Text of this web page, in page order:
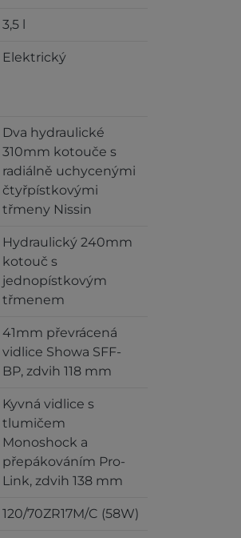
3,5 l
Elektrický
Dva hydraulické
310mm kotouče s
radiálně uchycenými
čtyřpístkovými
třmeny Nissin
Hydraulický 240mm
kotouč s
jednopístkovým
třmenem
41mm převrácená
vidlice Showa SFF-
BP, zdvih 118 mm
Kyvná vidlice s
tlumičem
Monoshock a
přepákováním Pro-
Link, zdvih 138 mm
120/70ZR17M/C (58W)